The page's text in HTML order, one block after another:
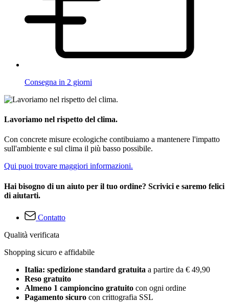
Consegna in 2 giorni
Lavoriamo nel rispetto del clima.
Con concrete misure ecologiche contibuiamo a mantenere l'impatto
sull'ambiente e sul clima il più basso possibile.
Qui puoi trovare maggiori informazioni.
Hai bisogno di un aiuto per il tuo ordine? Scrivici e saremo felici
di aiutarti.
Contatto
Qualità verificata
Shopping sicuro e affidabile
Italia: spedizione standard gratuita a partire da € 49,90
Reso gratuito
Almeno 1 campioncino gratuito con ogni ordine
Pagamento sicuro con crittografia SSL